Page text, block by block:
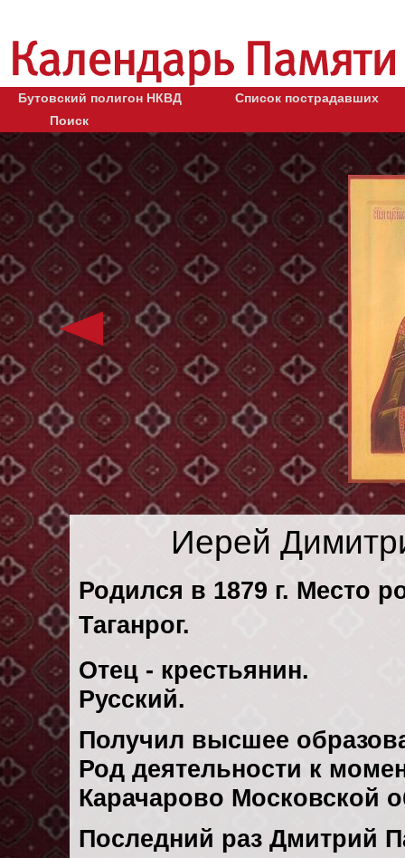
Бутовский полигон НКВД
Список пострадавших
Поиск
Иерей
Родился в 1879 г. Место
Таганрог.
Отец - крестьянин.
Русский.
Получил высшее
Род деятельности к
Карачарово Московской
Последний раз Дмитрий